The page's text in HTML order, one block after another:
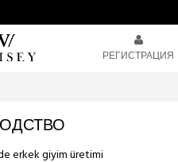
РЕГИСТРАЦИЯ
erkek giyim üretimi